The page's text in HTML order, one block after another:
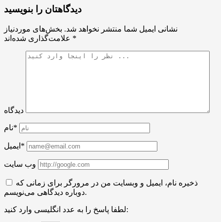
دیدگاهتان را بنویسید
نشانی ایمیل شما منتشر نخواهد شد. بخش‌های موردنیاز
*
دیدگاه
نام*
ایمیل*
وب سایت
ذخیره نام، ایمیل و وبسایت من در مرورگر برای زمانی که
دوباره دیدگاهی می‌نویسم.
لطفا پاسخ را به عدد انگلیسی وارد کنید: